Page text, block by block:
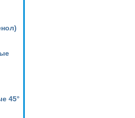
45°